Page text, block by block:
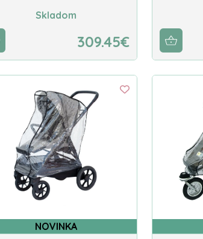
Skladom
309.45€
NOVINKA